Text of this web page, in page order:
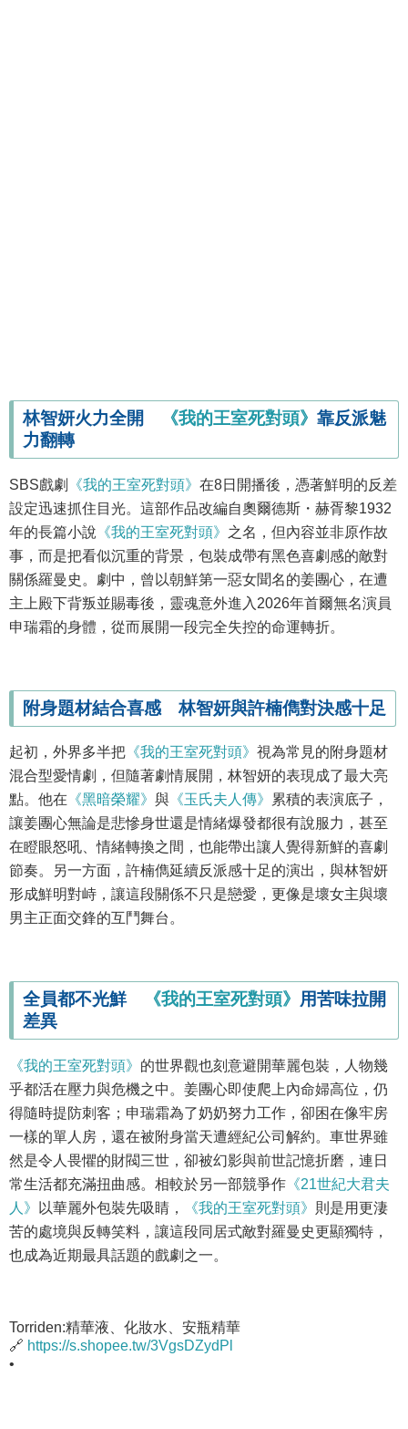
林智妍火力全開 《我的王室死對頭》 靠反派魅
力翻轉
SBS戲劇 《我的王室死對頭》 在8日開播後，憑著鮮明的反差
設定迅速抓住目光。這部作品改編自奧爾德斯・赫胥黎1932
年的長篇小說 《我的王室死對頭》 之名，但內容並非原作故
事，而是把看似沉重的背景，包裝成帶有黑色喜劇感的敵對
關係羅曼史。劇中，曾以朝鮮第一惡女聞名的姜團心，在遭
主上殿下背叛並賜毒後，靈魂意外進入2026年首爾無名演員
申瑞霜的身體，從而展開一段完全失控的命運轉折。
附身題材結合喜感 林智妍與許楠儁對決感十足
起初，外界多半把 《我的王室死對頭》 視為常見的附身題材
混合型愛情劇，但隨著劇情展開，林智妍的表現成了最大亮
點。他在 《黑暗榮耀》 與 《玉氏夫人傳》
累積的表演底子，
讓姜團心無論是悲慘身世還是情緒爆發都很有說服力，甚至
在瞪眼怒吼、情緒轉換之間，也能帶出讓人覺得新鮮的喜劇
節奏。另一方面，許楠儁延續反派感十足的演出，與林智妍
形成鮮明對峙，讓這段關係不只是戀愛，更像是壞女主與壞
男主正面交鋒的互鬥舞台。
全員都不光鮮 《我的王室死對頭》 用苦味拉開
差異
《我的王室死對頭》 的世界觀也刻意避開華麗包裝，人物幾
乎都活在壓力與危機之中。姜團心即使爬上內命婦高位，仍
得隨時提防刺客；申瑞霜為了奶奶努力工作，卻困在像牢房
一樣的單人房，還在被附身當天遭經紀公司解約。車世界雖
然是令人畏懼的財閥三世，卻被幻影與前世記憶折磨，連日
常生活都充滿扭曲感。相較於另一部競爭作 《21世紀大君夫
人》
以華麗外包裝先吸睛， 《我的王室死對頭》 則是用更淒
苦的處境與反轉笑料，讓這段同居式敵對羅曼史更顯獨特，
也成為近期最具話題的戲劇之一。
Torriden:精華液、化妝水、安瓶精華
🔗 https://s.shopee.tw/3VgsDZydPl
•